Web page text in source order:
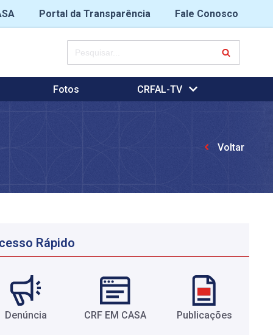
Portal da Transparência
Fale Conosco
Fotos CRFAL-TV
Voltar
Rápido
Denúncia CRF EM CASA Publicações